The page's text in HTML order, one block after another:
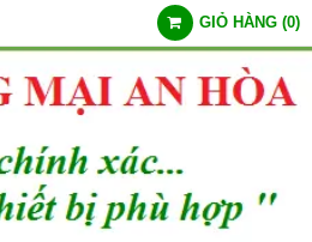
GIỎ HÀNG (0)